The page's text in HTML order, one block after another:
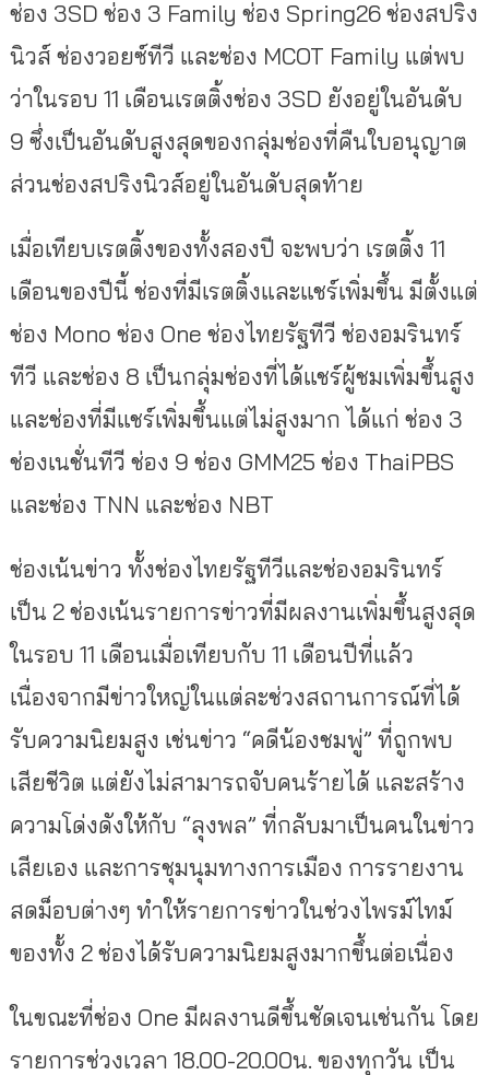
ช่อง 3SD ช่อง 3 Family ช่อง Spring26 ช่องสปริง
นิวส์ ช่องวอยซ์ทีวี และช่อง MCOT Family แต่พบ
ว่าในรอบ 11 เดือนเรตติ้งช่อง 3SD ยังอยู่ในอันดับ
9 ซึ่งเป็นอันดับสูงสุดของกลุ่มช่องที่คืนใบอนุญาต
ส่วนช่องสปริงนิวส์อยู่ในอันดับสุดท้าย
เมื่อเทียบเรตติ้งของทั้งสองปี จะพบว่า เรตติ้ง 11
เดือนของปีนี้ ช่องที่มีเรตติ้งและแชร์เพิ่มขึ้น มีตั้งแต่
ช่อง Mono ช่อง One ช่องไทยรัฐทีวี ช่องอมรินทร์
ทีวี และช่อง 8 เป็นกลุ่มช่องที่ได้แชร์ผู้ชมเพิ่มขึ้นสูง
และช่องที่มีแชร์เพิ่มขึ้นแต่ไม่สูงมาก ได้แก่ ช่อง 3
ช่องเนชั่นทีวี ช่อง 9 ช่อง GMM25 ช่อง ThaiPBS
และช่อง TNN และช่อง NBT
ช่องเน้นข่าว ทั้งช่องไทยรัฐทีวีและช่องอมรินทร์
เป็น 2 ช่องเน้นรายการข่าวที่มีผลงานเพิ่มขึ้นสูงสุด
ในรอบ 11 เดือนเมื่อเทียบกับ 11 เดือนปีที่แล้ว
เนื่องจากมีข่าวใหญ่ในแต่ละช่วงสถานการณ์ที่ได้
รับความนิยมสูง เช่นข่าว “คดีน้องชมพู่” ที่ถูกพบ
เสียชีวิต แต่ยังไม่สามารถจับคนร้ายได้ และสร้าง
ความโด่งดังให้กับ “ลุงพล” ที่กลับมาเป็นคนในข่าว
เสียเอง และการชุมนุมทางการเมือง การรายงาน
สดม็อบต่างๆ ทำให้รายการข่าวในช่วงไพรม์ไทม์
ของทั้ง 2 ช่องได้รับความนิยมสูงมากขึ้นต่อเนื่อง
ในขณะที่ช่อง One มีผลงานดีขึ้นชัดเจนเช่นกัน โดย
รายการช่วงเวลา 18.00-20.00น. ของทุกวัน เป็น